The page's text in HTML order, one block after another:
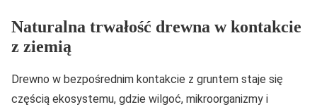
Naturalna trwałość drewna w kontakcie
z ziemią
Drewno w bezpośrednim kontakcie z gruntem staje się
częścią ekosystemu, gdzie wilgoć, mikroorganizmy i